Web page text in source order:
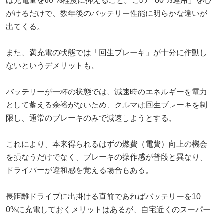
がけるだけで、数年後のバッテリー性能に明らかな違いが
出てくる。
また、満充電の状態では「回生ブレーキ」が十分に作動し
ないというデメリットも。
バッテリーが一杯の状態では、減速時のエネルギーを電力
として蓄える余裕がないため、クルマは回生ブレーキを制
限し、通常のブレーキのみで減速しようとする。
これにより、本来得られるはずの燃費（電費）向上の機会
を損なうだけでなく、ブレーキの操作感が普段と異なり、
ドライバーが違和感を覚える場合もある。
長距離ドライブに出掛ける直前であればバッテリーを10
0%に充電しておくメリットはあるが、自宅近くのスーパー